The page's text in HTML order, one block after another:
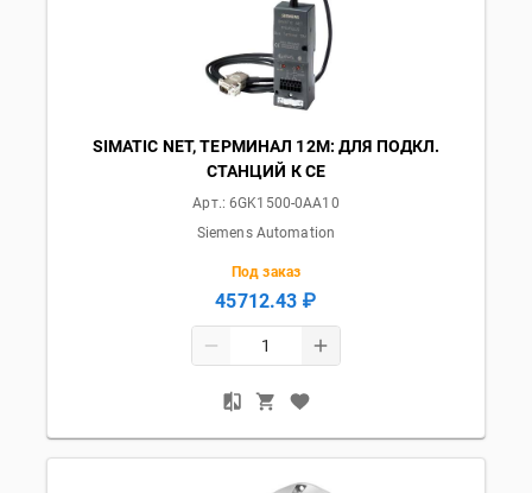
SIMATIC NET, ТЕРМИНАЛ 12M: ДЛЯ ПОДКЛ.
СТАНЦИЙ К СЕ
Арт.:6GK1500-0AA10
Siemens Automation
Под заказ
45712.43 ₽